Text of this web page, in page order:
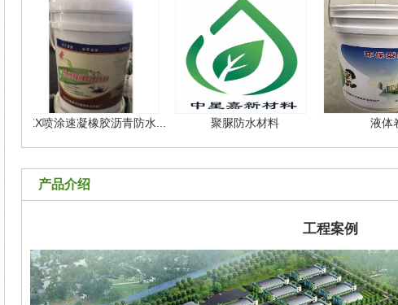
ZX喷涂速凝橡胶沥青防水... 聚脲防水材料 液体卷材
产品介绍
工程案例